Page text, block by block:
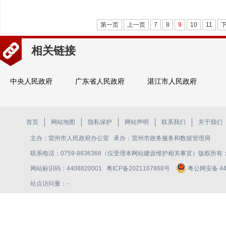
第一页 上一页 7 8 9 10 11
相关链接
中央人民政府 广东省人民政府 湛江市人民政府
首页 网站地图 隐私保护 网站声明 联系我们 关于我们
主办：雷州市人民政府办公室 承办：雷州市政务服务和数据管理局
联系电话：0759-8836368（仅受理本网站建设维护相关事宜）版权所有
网站标识码：4408820001 粤ICP备2021167868号 粤公网安备
站点访问量： -